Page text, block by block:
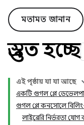
মতামত জানান
প্রস্তুত হচ্ছে
এই পৃষ্ঠায় যা যা আছে
একটি গুগল প্লে
গুগল প্লে কনসোলে
লাইব্রেরি নির্ভরতা